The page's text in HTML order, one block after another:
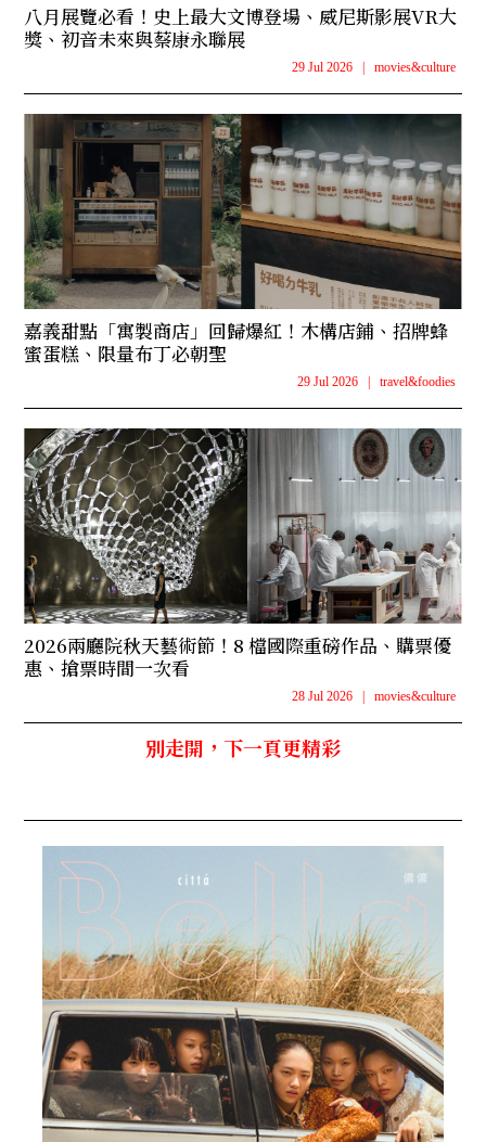
八月展覽必看！史上最大文博登場、威尼斯影展VR大
獎、初音未來與蔡康永聯展
29 Jul 2026 | movies&culture
嘉義甜點「寓製商店」回歸爆紅！木構店鋪、招牌蜂
蜜蛋糕、限量布丁必朝聖
29 Jul 2026 | travel&foodies
2026兩廳院秋天藝術節！8 檔國際重磅作品、購票優
惠、搶票時間一次看
28 Jul 2026 | movies&culture
別走開，下一頁更精彩